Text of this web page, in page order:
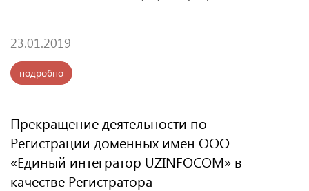
23.01.2019
подробно
Прекращение деятельности по
Регистрации доменных имен OOO
«Единый интегратор UZINFOCOM» в
качестве Регистратора